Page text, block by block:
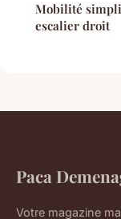
Mobilité
escalier droit
Paca
Votre magazine